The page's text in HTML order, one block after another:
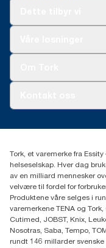
(+47) 22 70 62 00
Fredrik Selmers
0603 OSLO
Tork, et varemerke fra
helseselskap. Hver dag
av en milliard mennesker
velvære til fordel for
Produktene våre selges i
varemerkene TENA og
Cutimed, JOBST, Knix,
Nosotras, Saba, Tempo,
rundt 146 millarder